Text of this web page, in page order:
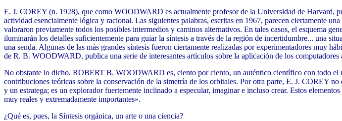
E. J. COREY (n. 1928), que como WOODWARD es actualmente profesor de la Universidad de Harvard,
actividad esencialmente lógica y racional. Las siguientes palabras, escritas en 1967, parecen ciertamente
valoraron previamente todos los posibles intermedios y caminos alternativos. En tales casos, el esquema
iluminarán los detalles suficientemente para guiar la síntesis a través de la región de incertidumbre... una
una senda. Algunas de las más grandes síntesis fueron ciertamente realizadas por experimentadores muy
de R. B. WOODWARD, publica una serie de interesantes artículos sobre la aplicación de los computadores
No obstante lo dicho, ROBERT B. WOODWARD es, ciento por ciento, un auténtico científico con todo el
contribuciones teóricas sobre la conservación de la simetría de los orbitales. Por otra parte, E. J. COREY
y un estratega; es un explorador fuertemente inclinado a especular, imaginar e incluso crear. Estos
muy reales y extremadamente importantes».
¿Qué es, pues, la Síntesis orgánica, un arte o una ciencia?